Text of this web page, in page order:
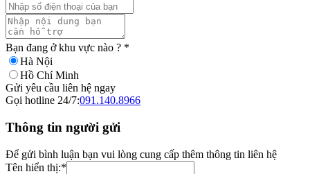
Bạn đang ở khu vực nào ? *
Hà Nội
Hồ Chí Minh
Gửi yêu cầu liên hệ ngay
Gọi hotline 24/7:091.140.8966
Thông tin người gửi
Để gửi bình luận bạn vui lòng cung cấp thêm thông tin liên hệ
Tên hiển thị:*